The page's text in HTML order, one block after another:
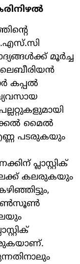
മൂർച്ച
കപ്പൽ
മൈൽ
പടരുകയും
പ്ലാസ്റ്റിക്
കലരുകയും
മൺസൂൺ